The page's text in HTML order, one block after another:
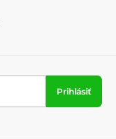
Prihlásiť